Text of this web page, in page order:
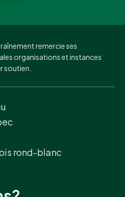
remercie ses
organisations et instances
soutien.